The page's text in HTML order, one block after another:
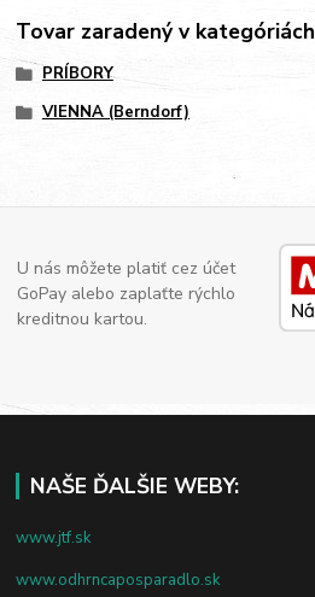
Tovar zaradený v kategóriách
PRÍBORY
VIENNA (Berndorf)
U nás môžete platiť cez účet
GoPay alebo zaplaťte rýchlo
kreditnou kartou.
NAŠE ĎALŠIE WEBY:
www.jtf.sk
www.odhrncaposparadlo.sk